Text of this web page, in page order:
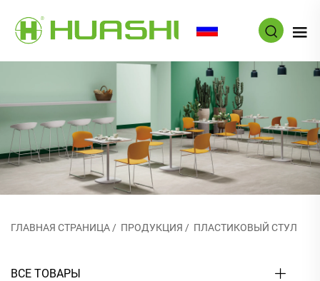
ГЛАВНАЯ СТРАНИЦА / ПРОДУКЦИЯ / ПЛАСТИКОВЫЙ СТУЛ
ВСЕ ТОВАРЫ